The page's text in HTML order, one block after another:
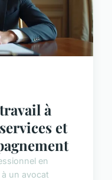
à
et
en
un avocat